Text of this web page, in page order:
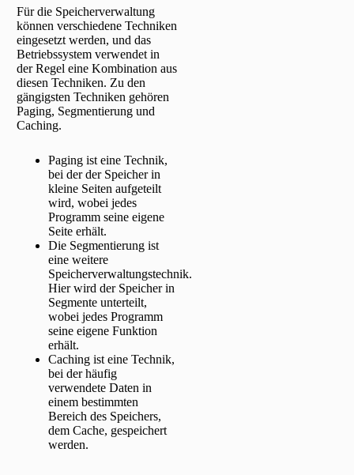
Für die Speicherverwaltung
können verschiedene Techniken
eingesetzt werden, und das
Betriebssystem verwendet in
der Regel eine Kombination aus
diesen Techniken. Zu den
gängigsten Techniken gehören
Paging, Segmentierung und
Caching.
Paging ist eine Technik,
bei der der Speicher in
kleine Seiten aufgeteilt
wird, wobei jedes
Programm seine eigene
Seite erhält.
Die Segmentierung ist
eine weitere
Speicherverwaltungstechnik.
Hier wird der Speicher in
Segmente unterteilt,
wobei jedes Programm
seine eigene Funktion
erhält.
Caching ist eine Technik,
bei der häufig
verwendete Daten in
einem bestimmten
Bereich des Speichers,
dem Cache, gespeichert
werden.